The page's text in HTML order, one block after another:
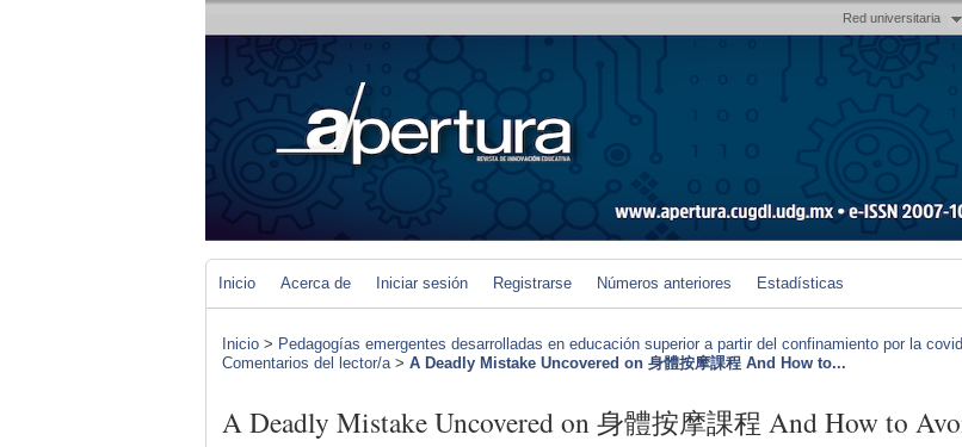
Red universitaria
Inicio Acerca de Iniciar sesión Registrarse Números anteriores Estadísticas
Inicio > Pedagogías emergentes desarrolladas en educación superior a partir del confinamiento por la
Comentarios del lector/a> A Deadly Mistake Uncovered on 身體按摩課程 And How to...
A Deadly Mistake Uncovered on 身體按摩課程 And How to